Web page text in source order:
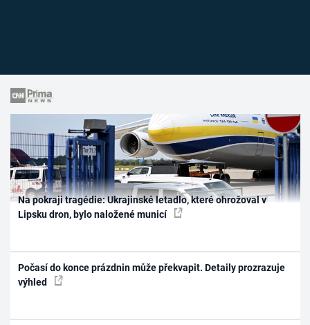
Na pokraji tragédie: Ukrajinské letadlo, které ohrožoval v
Lipsku dron, bylo naložené municí
Počasí do konce prázdnin může překvapit. Detaily prozrazuje
výhled